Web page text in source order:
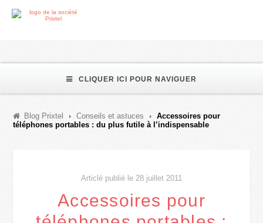
CLIQUER ICI POUR NAVIGUER
Blog Prixtel Conseils et astuces
Accessoires pour
téléphones portables : du plus futile à l’indispensable
Articlé publié le 28 juillet 2011
Accessoires pour